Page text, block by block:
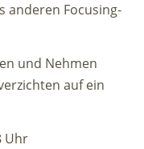
anderen Focusing-
und Nehmen
auf ein
Uhr